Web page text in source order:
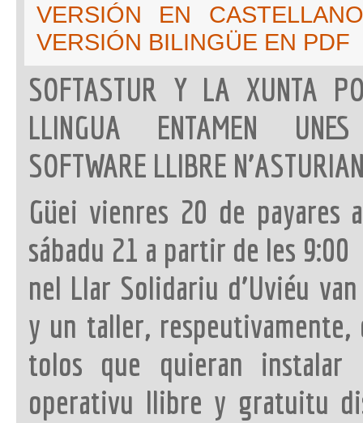
VERSIÓN EN CASTELLANO
VERSIÓN BILINGÜE EN PDF
SOFTASTUR Y LA XUNTA
LLINGUA ENTAMEN
SOFTWARE LLIBRE
Güei vienres 20 de payares
sábadu 21 a partir de les 9:00
nel Llar Solidariu d’Uviéu
y un taller,
tolos que quieran instalar
operativu llibre y gratuitu